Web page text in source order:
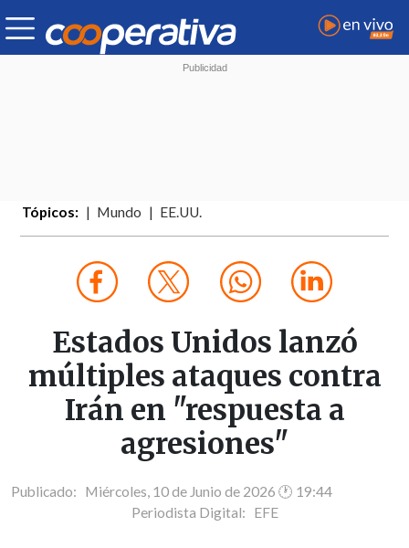
Tópicos: Mundo EE.UU.
Estados Unidos lanzó
múltiples ataques contra
Irán en "respuesta a
agresiones"
Publicado: Miércoles, 10 de Junio de 2026 🕐 19:44
Periodista Digital: EFE